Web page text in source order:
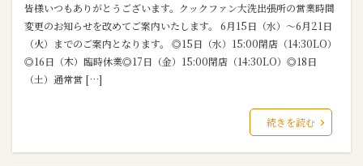
皆様いつもありがとうございます。クックファン大洗出張所の営業時間
変更のお知らせを改めてご案内いたします。 6月15日（水）～6月21日
（火）までのご案内となります。 ◎15日（水）15:00閉店（14:30LO）
◎16日（木）臨時休業◎17日（金）15:00閉店（14:30LO）◎18日
（土）通常営 […]
続きを読む